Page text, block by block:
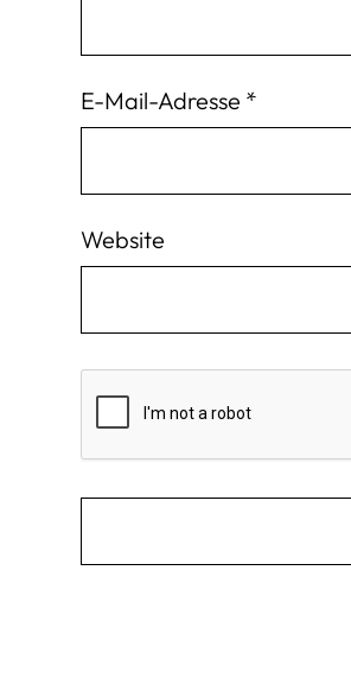
E-Mail-Adresse *
Website